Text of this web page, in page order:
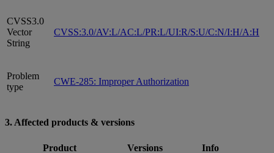
CVSS3.0
Vector
String
CVSS:3.0/AV:L/AC:L/PR:L/UI:R/S:U/C:N/I:H/A:H
Problem
type
CWE-285: Improper Authorization
3. Affected products & versions
Product Versions Info